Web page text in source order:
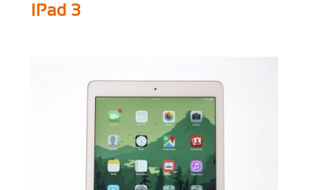
IPad 3